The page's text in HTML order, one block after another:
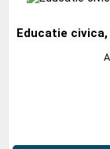
Educatie